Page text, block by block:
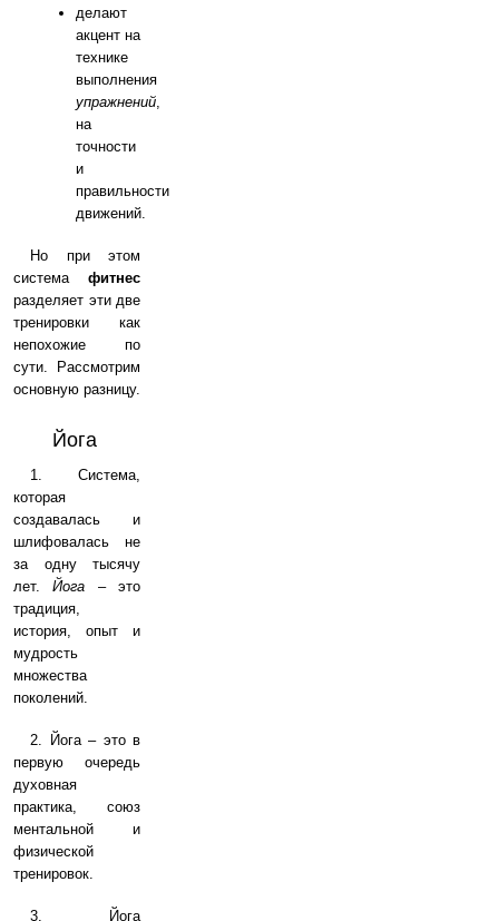
делают
акцент на
технике
выполнения
упражнений,
на
точности
и
правильности
движений.
Но при этом
система фитнес
разделяет эти две
тренировки как
непохожие по
сути. Рассмотрим
основную разницу.
Йога
1. Система,
которая
создавалась и
шлифовалась не
за одну тысячу
лет.Йога – это
традиция,
история, опыт и
мудрость
множества
поколений.
2. Йога – это в
первую очередь
духовная
практика, союз
ментальной и
физической
тренировок.
3. Йога